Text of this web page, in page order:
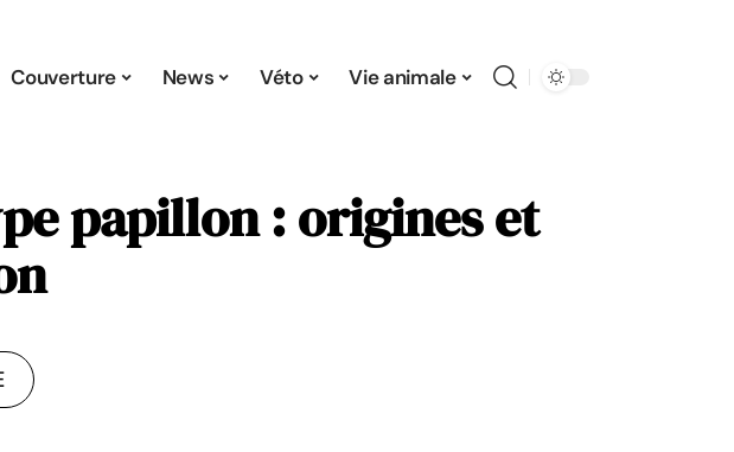
Couverture News Véto Vie animale
papillon : origines et